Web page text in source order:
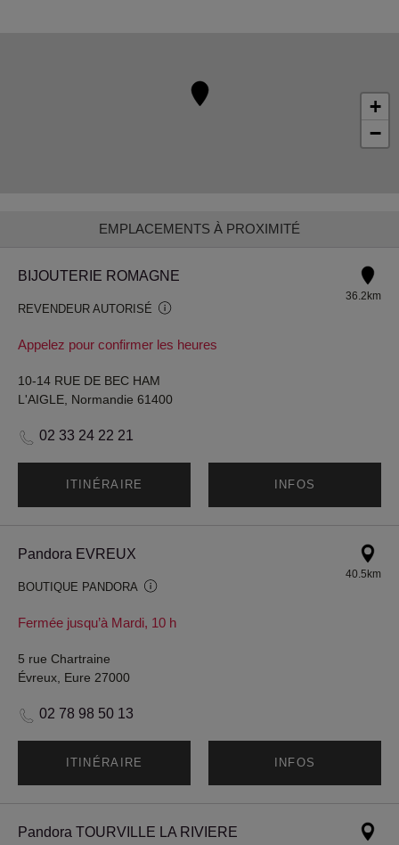
+
−
EMPLACEMENTS À PROXIMITÉ
BIJOUTERIE ROMAGNE
REVENDEUR AUTORISÉ
Appelez pour confirmer les heures
36.2km
10-14 RUE DE BEC HAM
L'AIGLE, Normandie 61400
02 33 24 22 21
ITINÉRAIRE INFOS
Pandora EVREUX
BOUTIQUE PANDORA
Fermée jusqu’à Mardi, 10 h
40.5km
5 rue Chartraine
Évreux, Eure 27000
02 78 98 50 13
ITINÉRAIRE INFOS
Pandora TOURVILLE LA RIVIERE